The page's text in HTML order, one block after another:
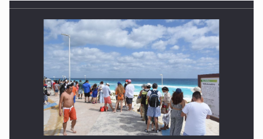
No hay problema de salud
11 de Julio de 2026
Detienen en Tlajomulco a hombre con dos armas de fuego
y más de 50 cartuchos
10 de Julio de 2026
Instalan mesa de seguridad para conductores de ERT
9 de Julio de 2026